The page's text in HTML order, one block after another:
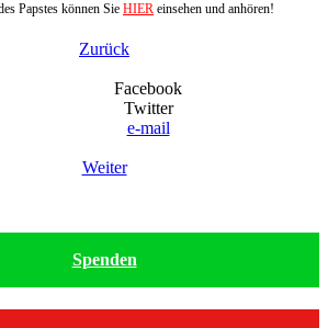
Papstes können Sie HIER einsehen und anhören!
Zurück
Facebook
Twitter
e-mail
Weiter
Spenden